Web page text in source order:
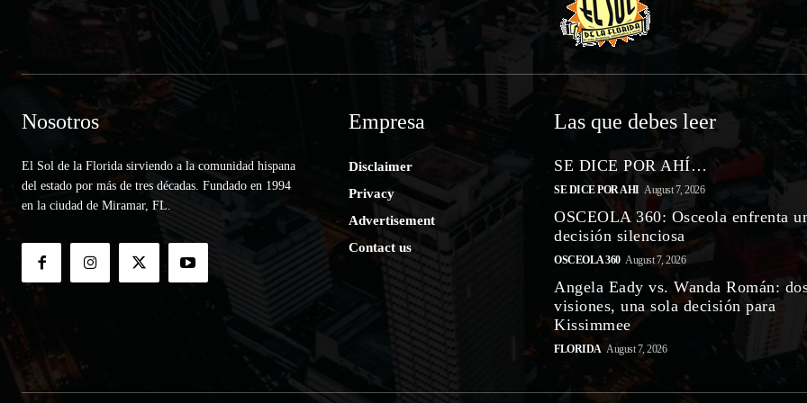
Nosotros
El Sol de la Florida sirviendo a la comunidad hispana
del estado por más de tres décadas. Fundado en 1994
en la ciudad de Miramar, FL.
Empresa
Disclaimer
Privacy
Advertisement
Contact us
Las que debes leer
SE DICE POR AHÍ…
SE DICE POR AHI August 7, 2026
OSCEOLA 360: Osceola enfrenta
decisión silenciosa
OSCEOLA 360 August 7, 2026
Angela Eady vs. Wanda Román:
visiones, una sola decisión para
Kissimmee
FLORIDA August 7, 2026